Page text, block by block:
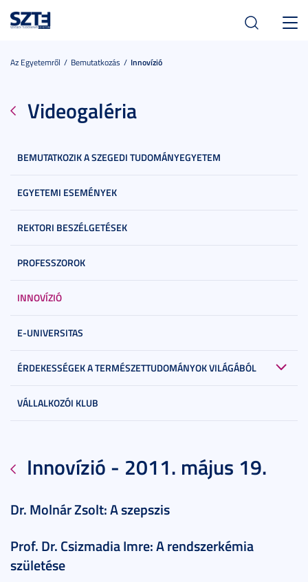
Az Egyetemről Bemutatkozás Innovízió
Videogaléria
BEMUTATKOZIK A SZEGEDI TUDOMÁNYEGYETEM
EGYETEMI ESEMÉNYEK
REKTORI BESZÉLGETÉSEK
PROFESSZOROK
INNOVÍZIÓ
E-UNIVERSITAS
ÉRDEKESSÉGEK A TERMÉSZETTUDOMÁNYOK VILÁGÁBÓL
VÁLLALKOZÓI KLUB
Innovízió - 2011. május 19.
Dr. Molnár Zsolt: A szepszis
Prof. Dr. Csizmadia Imre: A rendszerkémia
születése